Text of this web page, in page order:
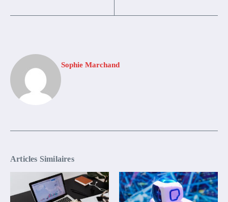
Sophie Marchand
Articles Similaires